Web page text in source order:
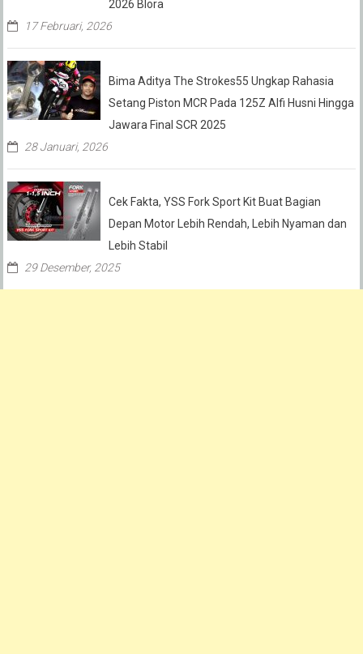
2026 Blora
17 Februari, 2026
Bima Aditya The Strokes55 Ungkap Rahasia
Setang Piston MCR Pada 125Z Alfi Husni Hingga
Jawara Final SCR 2025
28 Januari, 2026
Cek Fakta, YSS Fork Sport Kit Buat Bagian
Depan Motor Lebih Rendah, Lebih Nyaman dan
Lebih Stabil
29 Desember, 2025